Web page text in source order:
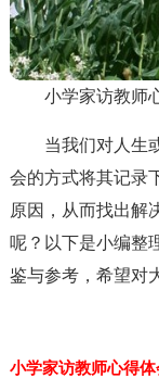
小学家访教师
当我们对人生
会的方式将其记录
原因，从而找出解
呢？以下是小编整
鉴与参考，希望对
小学家访教师心得体